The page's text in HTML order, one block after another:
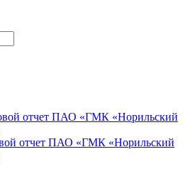
отчет ПАО «ГМК «Норильский
отчет ПАО «ГМК «Норильский